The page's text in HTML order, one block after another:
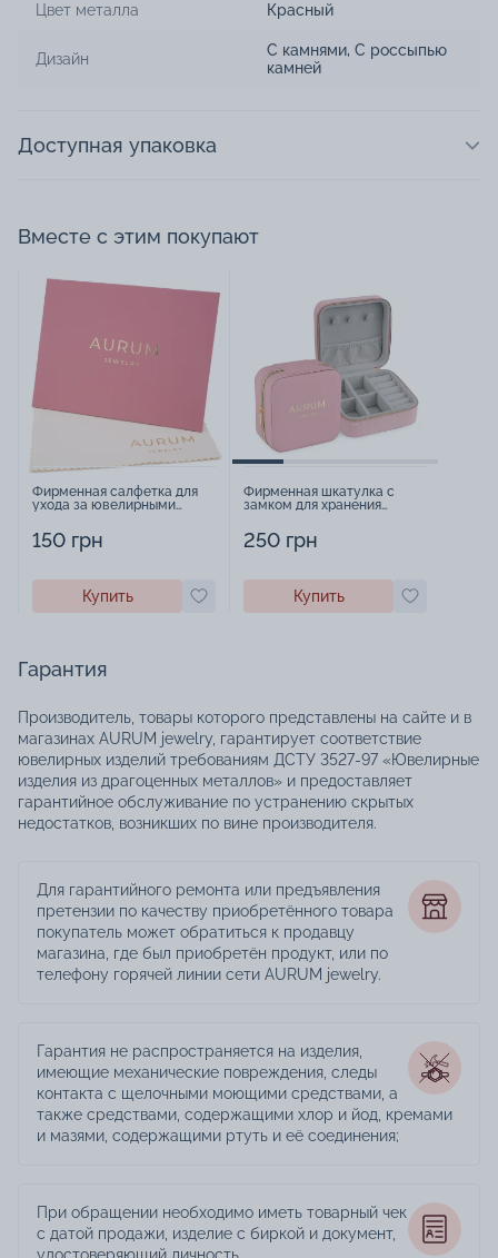
Цвет металла Красный
Дизайн С камнями, С россыпью
камней
Доступная упаковка
Вместе с этим покупают
Фирменная салфетка для
ухода за ювелирными
150 грн
Купить
Фирменная шкатулка с
замком для хранения
250 грн
Купить
Гарантия
Производитель, товары которого представлены на сайте и в
магазинах AURUM jewelry, гарантирует соответствие
ювелирных изделий требованиям ДСТУ 3527-97 «Ювелирные
изделия из драгоценных металлов» и предоставляет
гарантийное обслуживание по устранению скрытых
недостатков, возникших по вине производителя.
Для гарантийного ремонта или предъявления
претензии по качеству приобретённого товара
покупатель может обратиться к продавцу
магазина, где был приобретён продукт, или по
телефону горячей линии сети AURUM jewelry.
Гарантия не распространяется на изделия,
имеющие механические повреждения, следы
контакта с щелочными моющими средствами, а
также средствами, содержащими хлор и йод, кремами
и мазями, содержащими ртуть и её соединения;
При обращении необходимо иметь товарный чек
с датой продажи, изделие с биркой и документ,